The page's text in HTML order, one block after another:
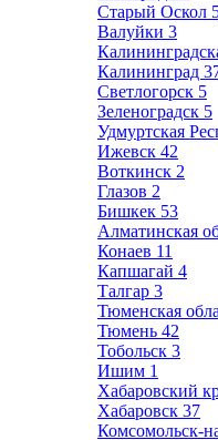
Старый Оскол
Валуйки 3
Калининград
Светлогорск 5
Зеленоградск 5
Удмуртская
Ижевск 42
Воткинск 2
Глазов 2
Бишкек 53
Алматинская
Конаев 11
Капшагай 4
Талгар 3
Тюменская
Тюмень 42
Тобольск 3
Ишим 1
Хабаровский
Хабаровск 37
Комсомольск-